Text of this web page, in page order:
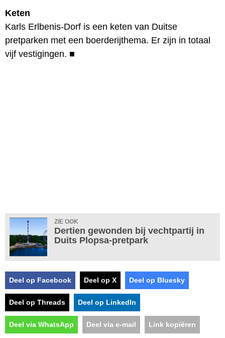
Keten
Karls Erlbenis-Dorf is een keten van Duitse
pretparken met een boerderijthema. Er zijn in totaal
vijf vestigingen. ■
ZIE OOK
Dertien gewonden bij vechtpartij in
Duits Plopsa-pretpark
Deel op Facebook Deel op X Deel op Bluesky
Deel op Threads Deel op LinkedIn
Deel via WhatsApp Deel via e-mail Link kopiëren